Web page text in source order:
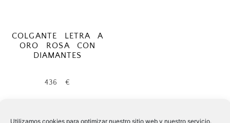
Utilizamos cookies para optimizar nuestro sitio web y nuestro servicio.
COLGANTE LETRA A
ORO ROSA CON
DIAMANTES
436 €